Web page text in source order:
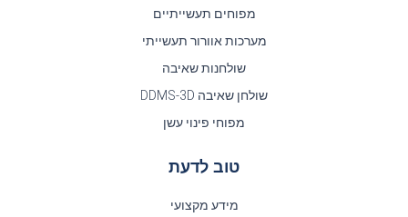
מפוחים תעשייתיים
מערכות אוורור תעשייתי
שולחנות שאיבה
שולחן שאיבה DDMS-3D
מפוחי פינוי עשן
טוב לדעת
מידע מקצועי